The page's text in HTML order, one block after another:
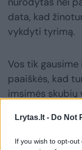
Lrytas.lt - Do Not
If you wish to opt-
data, kad
vykdyti tyrimą.
Vos tik gausime
paaiškės, kad
imsimės skubių
Tuo tarpu